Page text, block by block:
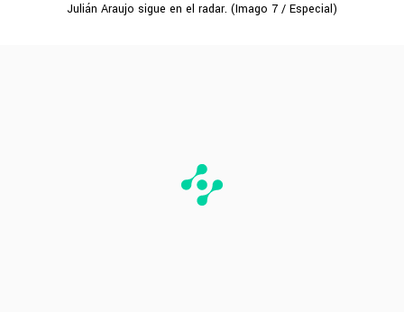
Julián Araujo sigue en el radar. (Imago 7 / Especial)